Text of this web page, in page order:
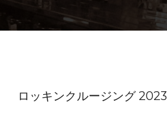
ロッキンクルージング 2023